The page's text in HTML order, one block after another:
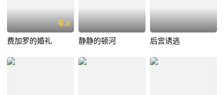
6.0
费加罗的婚礼 静静的顿河 后宫诱逃